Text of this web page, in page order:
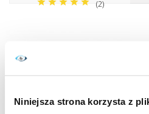
Niniejsza strona korzysta z
(2)